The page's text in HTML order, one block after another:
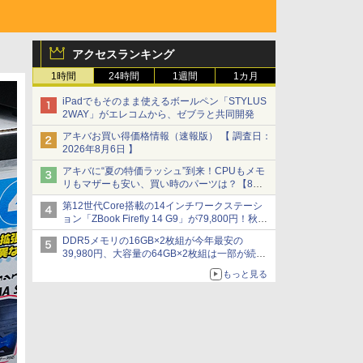
アクセスランキング
1時間 24時間 1週間 1カ月
iPadでもそのまま使えるボールペン「STYLUS
2WAY」がエレコムから、ゼブラと共同開発
アキバお買い得価格情報（速報版） 【 調査日：
2026年8月6日 】
アキバに“夏の特価ラッシュ”到来！CPUもメモ
リもマザーも安い、買い時のパーツは？【8月7
日(金)22時配信】
第12世代Core搭載の14インチワークステーシ
ョン「ZBook Firefly 14 G9」が79,800円！秋葉
原で中古PCセール
DDR5メモリの16GB×2枚組が今年最安の
39,980円、大容量の64GB×2枚組は一部が続騰
もっと見る